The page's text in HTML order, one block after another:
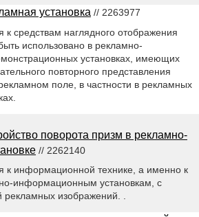
установка // 2263977
к средствам наглядного отображения
использовано в рекламно-
установках, имеющих
повторного представления
поле, в частности в рекламных
поворота призм в рекламно-
// 2262140
к информационной технике, а именно к
информационным установкам, с
рекламных изображений. .